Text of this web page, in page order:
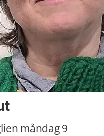
måndag 9